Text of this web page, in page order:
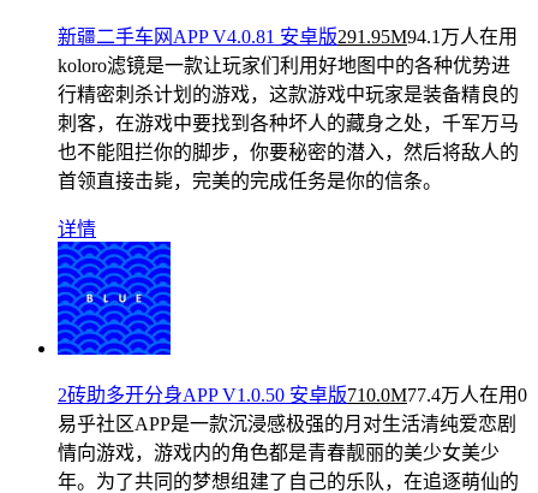
新疆二手车网APP V4.0.81 安卓版291.95M94.1万人在用
koloro滤镜是一款让玩家们利用好地图中的各种优势进
行精密刺杀计划的游戏，这款游戏中玩家是装备精良的
刺客，在游戏中要找到各种坏人的藏身之处，千军万马
也不能阻拦你的脚步，你要秘密的潜入，然后将敌人的
首领直接击毙，完美的完成任务是你的信条。
详情
2砖助多开分身APP V1.0.50 安卓版710.0M77.4万人在用0
易乎社区APP是一款沉浸感极强的月对生活清纯爱恋剧
情向游戏，游戏内的角色都是青春靓丽的美少女美少
年。为了共同的梦想组建了自己的乐队，在追逐萌仙的